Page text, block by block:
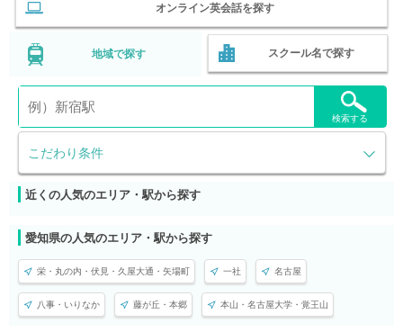
オンライン英会話を探す
地域で探す スクール名で探す
こだわり条件
検索する
近くの人気のエリア・駅から探す
愛知県の人気のエリア・駅から探す
栄・丸の内・伏見・久屋大通・矢場町 一社 名古屋
八事・いりなか 藤が丘・本郷 本山・名古屋大学・覚王山